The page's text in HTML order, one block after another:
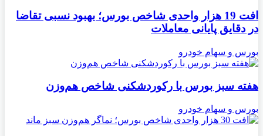
افت 19 هزار واحدی شاخص بورس؛ بهبود نسبی تقاضا
در دقایق پایانی معاملات
بورس و سهام خودرو
هفته سبز بورس با رکوردشکنی شاخص هم‌وزن
بورس و سهام خودرو